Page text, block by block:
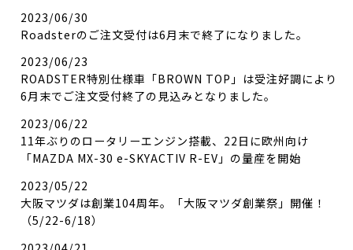
2023/06/30
Roadsterのご注文受付は6月末で終了になりました。
2023/06/23
ROADSTER特別仕様車「BROWN TOP」は受注好調により
6月末でご注文受付終了の見込みとなりました。
2023/06/22
11年ぶりのロータリーエンジン搭載、22日に欧州向け
「MAZDA MX-30 e-SKYACTIV R-EV」の量産を開始
2023/05/22
大阪マツダは創業104周年。「大阪マツダ創業祭」開催！
（5/22-6/18）